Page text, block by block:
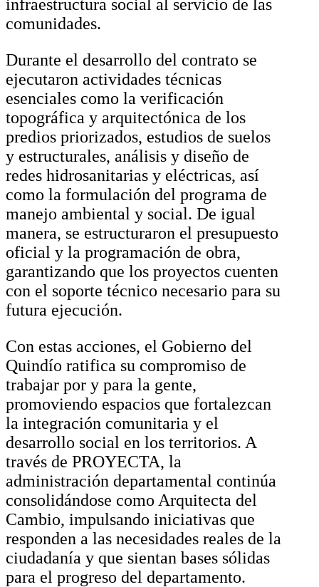
infraestructura social al servicio de las
comunidades.
Durante el desarrollo del contrato se
ejecutaron actividades técnicas
esenciales como la verificación
topográfica y arquitectónica de los
predios priorizados, estudios de suelos
y estructurales, análisis y diseño de
redes hidrosanitarias y eléctricas, así
como la formulación del programa de
manejo ambiental y social. De igual
manera, se estructuraron el presupuesto
oficial y la programación de obra,
garantizando que los proyectos cuenten
con el soporte técnico necesario para su
futura ejecución.
Con estas acciones, el Gobierno del
Quindío ratifica su compromiso de
trabajar por y para la gente,
promoviendo espacios que fortalezcan
la integración comunitaria y el
desarrollo social en los territorios. A
través de PROYECTA, la
administración departamental continúa
consolidándose como Arquitecta del
Cambio, impulsando iniciativas que
responden a las necesidades reales de la
ciudadanía y que sientan bases sólidas
para el progreso del departamento.